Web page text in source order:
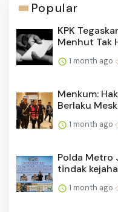
Popular
KPK
Menhut Tak
1 month ago
Menkum:
Berlaku
1 month ago
Polda Metro
tindak
1 month ago